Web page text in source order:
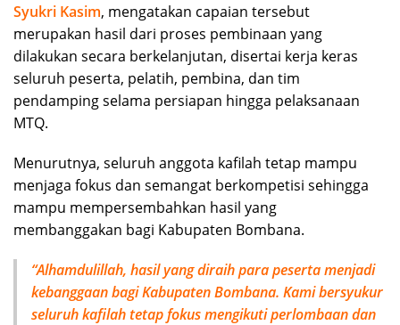
Syukri Kasim, mengatakan capaian tersebut
merupakan hasil dari proses pembinaan yang
dilakukan secara berkelanjutan, disertai kerja keras
seluruh peserta, pelatih, pembina, dan tim
pendamping selama persiapan hingga pelaksanaan
MTQ.
Menurutnya, seluruh anggota kafilah tetap mampu
menjaga fokus dan semangat berkompetisi sehingga
mampu mempersembahkan hasil yang
membanggakan bagi Kabupaten Bombana.
“Alhamdulillah, hasil yang diraih para peserta menjadi
kebanggaan bagi Kabupaten Bombana. Kami bersyukur
seluruh kafilah tetap fokus mengikuti perlombaan dan